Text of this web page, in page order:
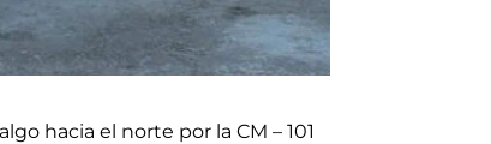
hacia el norte por la CM – 101